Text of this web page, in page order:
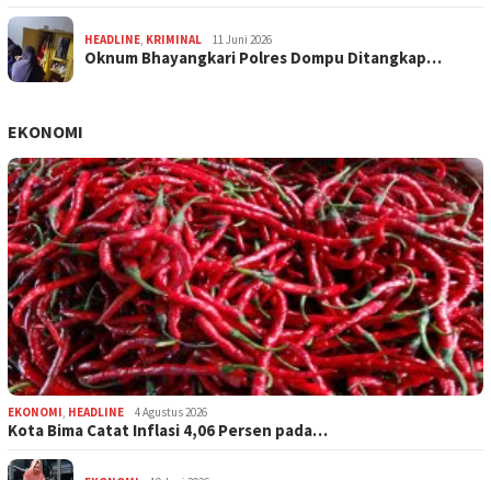
HEADLINE, KRIMINAL 11 Juni 2026
Oknum Bhayangkari Polres Dompu Ditangkap…
EKONOMI
EKONOMI, HEADLINE 4 Agustus 2026
Kota Bima Catat Inflasi 4,06 Persen pada…